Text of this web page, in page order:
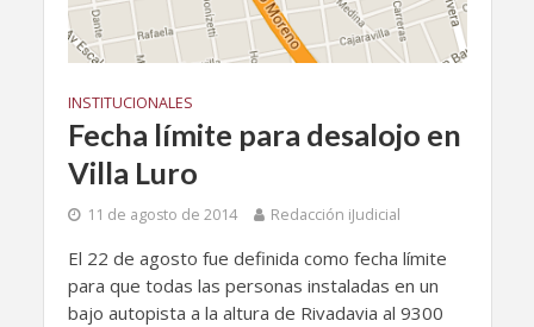
INSTITUCIONALES
Fecha límite para desalojo en
Villa Luro
11 de agosto de 2014 Redacción iJudicial
El 22 de agosto fue definida como fecha límite
para que todas las personas instaladas en un
bajo autopista a la altura de Rivadavia al 9300